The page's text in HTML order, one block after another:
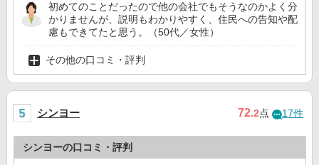
初めてのことだったので他の会社でもそうなのかよく分
かりませんが、説明もわかりやすく、住民への告知や配
慮もできてたと思う。（50代／女性）
その他の口コミ・評判
シンヨー 72.2点 17件
シンヨーの口コミ・評判